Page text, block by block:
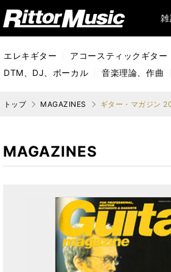
ック (Rittor Music)
エレキギター
アコースティックギター
DTM、DJ、ボーカル
音楽理論、作曲
トップ MAGAZINES ギター・マガジン
MAGAZINES